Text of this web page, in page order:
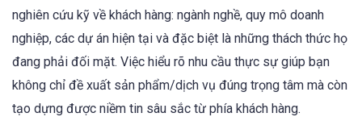
nghiên cứu kỹ về khách hàng: ngành nghề, quy mô doanh
nghiệp, các dự án hiện tại và đặc biệt là những thách thức họ
đang phải đối mặt. Việc hiểu rõ nhu cầu thực sự giúp bạn
không chỉ đề xuất sản phẩm/dịch vụ đúng trọng tâm mà còn
tạo dựng được niềm tin sâu sắc từ phía khách hàng.